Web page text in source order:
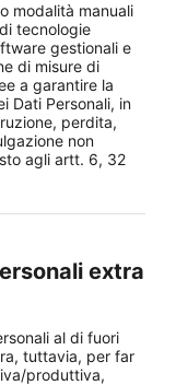
modalità manuali
tecnologie
gestionali e
di misure di
a garantire la
Dati Personali, in
perdita,
non
agli artt. 6, 32
extra
al di fuori
tuttavia, per far
produttiva,